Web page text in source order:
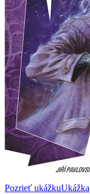
Pozrieť ukážkuUkážka